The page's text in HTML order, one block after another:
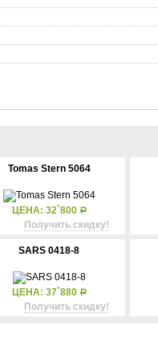
Tomas Stern 5064
ЦЕНА: 32`800 Р
Получить скидку!
SARS 0418-8
ЦЕНА: 37`880 Р
Получить скидку!